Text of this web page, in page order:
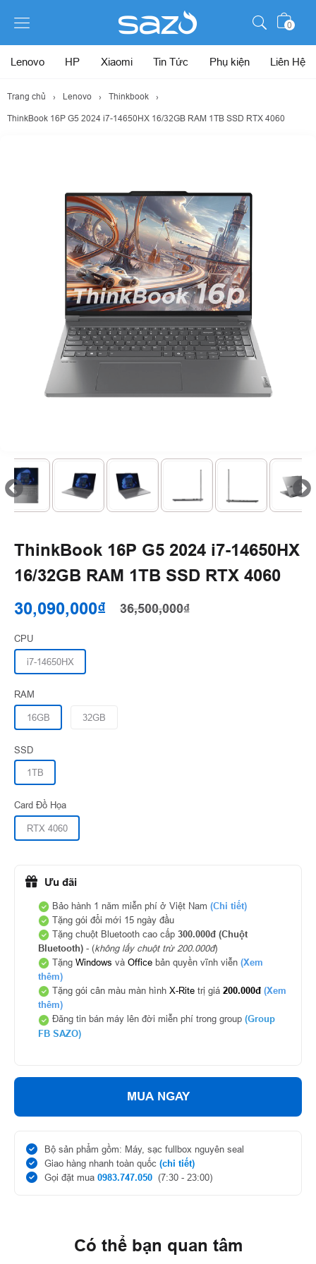
0
Lenovo HP Xiaomi Tin Tức Phụ kiện Liên Hệ
Trang chủ › Lenovo › Thinkbook ›
ThinkBook 16P G5 2024 i7-14650HX 16/32GB RAM 1TB SSD RTX 4060
ThinkBook 16P G5 2024 i7-14650HX
16/32GB RAM 1TB SSD RTX 4060
30,090,000₫
36,500,000₫
CPU
i7-14650HX
RAM
16GB 32GB
SSD
1TB
Card Đồ Họa
RTX 4060
Ưu đãi
Bảo hành 1 năm miễn phí ở Việt Nam (Chi tiết)
Tặng gói đổi mới 15 ngày đầu
Tặng chuột Bluetooth cao cấp 300.000đ (Chuột
Bluetooth) - (không lấy chuột trừ 200.000đ)
Tặng Windows và Office bản quyền vĩnh viễn (Xem
thêm)
Tặng gói cân màu màn hình X-Rite trị giá 200.000đ (Xem
thêm)
Đăng tin bán máy lên đời miễn phí trong group (Group
FB SAZO)
MUA NGAY
Bộ sản phẩm gồm: Máy, sạc fullbox nguyên seal
Giao hàng nhanh toàn quốc (chi tiết)
Gọi đặt mua 0983.747.050 (7:30 - 23:00)
Có thể bạn quan tâm